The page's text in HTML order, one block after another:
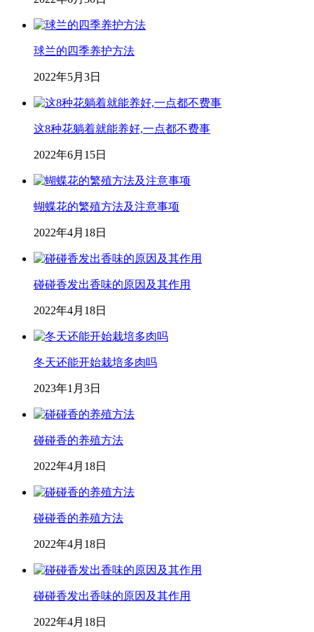
球兰的四季养护方法
2022年5月3日
这8种花躺着就能养好,一点都不费事
2022年6月15日
蝴蝶花的繁殖方法及注意事项
2022年4月18日
碰碰香发出香味的原因及其作用
2022年4月18日
冬天还能开始栽培多肉吗
2023年1月3日
碰碰香的养殖方法
2022年4月18日
碰碰香的养殖方法
2022年4月18日
碰碰香发出香味的原因及其作用
2022年4月18日